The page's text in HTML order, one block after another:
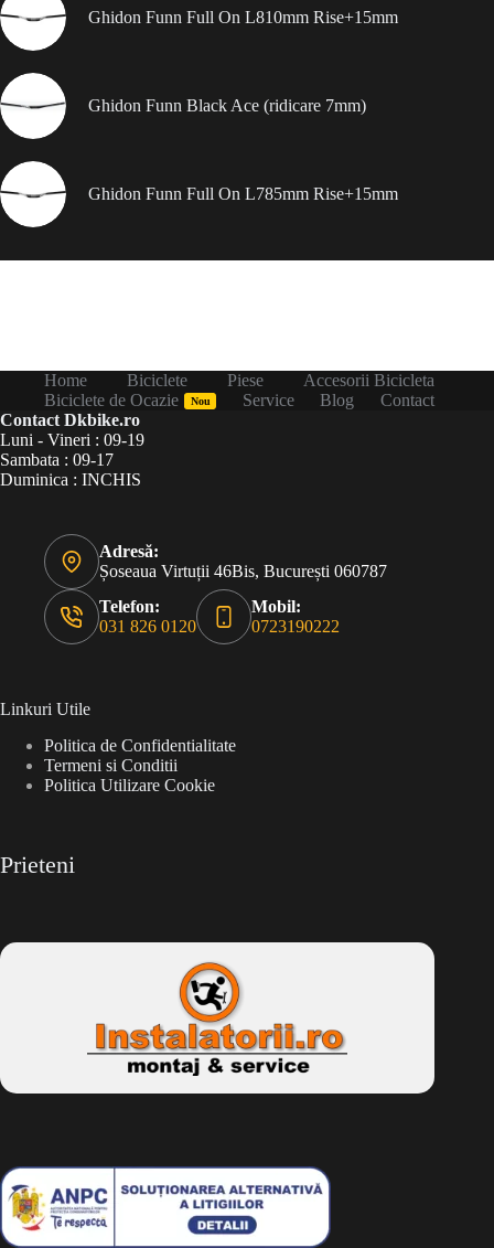
Ghidon Funn Full On L810mm Rise+15mm
Ghidon Funn Black Ace (ridicare 7mm)
Ghidon Funn Full On L785mm Rise+15mm
Home Biciclete Piese
Accesorii Bicicleta
Biciclete de Ocazie
Nou Service Blog
Contact
Contact Dkbike.ro
Luni - Vineri : 09-19
Sambata : 09-17
Duminica : INCHIS
Adresă:
Șoseaua Virtuții 46Bis, București 060787
Telefon:
031 826 0120
Mobil:
0723190222
Linkuri Utile
Politica de Confidentialitate
Termeni si Conditii
Politica Utilizare Cookie
Prieteni